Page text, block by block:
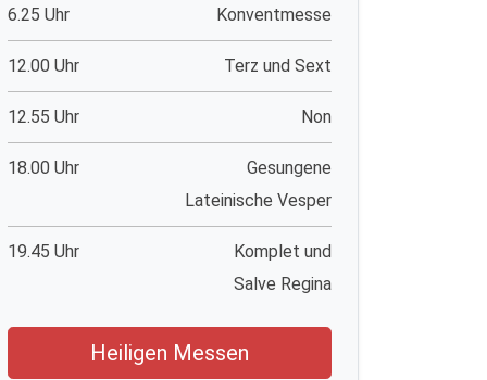
6.25 Uhr Konventmesse
12.00 Uhr Terz und Sext
12.55 Uhr Non
18.00 Uhr
Gesungene
Lateinische Vesper
19.45 Uhr
Komplet und
Salve Regina
Heiligen Messen